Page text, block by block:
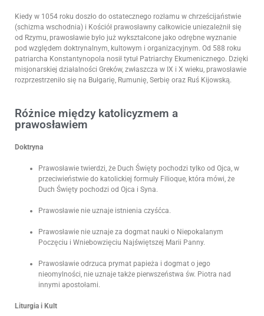
Kiedy w 1054 roku doszło do ostatecznego rozłamu w chrześcijaństwie
(schizma wschodnia) i Kościół prawosławny całkowicie uniezależnił się
od Rzymu, prawosławie było już wykształcone jako odrębne wyznanie
pod względem doktrynalnym, kultowym i organizacyjnym. Od 588 roku
patriarcha Konstantynopola nosił tytuł Patriarchy Ekumenicznego. Dzięki
misjonarskiej działalności Greków, zwłaszcza w IX i X wieku, prawosławie
rozprzestrzeniło się na Bułgarię, Rumunię, Serbię oraz Ruś Kijowską.
Różnice między katolicyzmem a
prawosławiem
Doktryna
Prawosławie twierdzi, że Duch Święty pochodzi tylko od Ojca, w
przeciwieństwie do katolickiej formuły Filioque, która mówi, że
Duch Święty pochodzi od Ojca i Syna.
Prawosławie nie uznaje istnienia czyśćca.
Prawosławie nie uznaje za dogmat nauki o Niepokalanym
Poczęciu i Wniebowzięciu Najświętszej Marii Panny.
Prawosławie odrzuca prymat papieża i dogmat o jego
nieomylności, nie uznaje także pierwszeństwa św. Piotra nad
innymi apostołami.
Liturgia i Kult